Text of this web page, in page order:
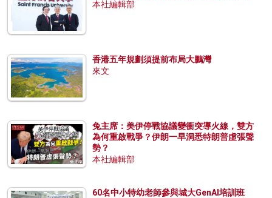
本社編輯部
香港五年規劃須提前布局大鵬灣
來文
兔主席：美伊停戰協議變衝突導火線，雙方
為何重啟戰爭？伊朗一早洞悉特朗普虛張聲
勢？
本社編輯部
60名中小特幼老師參與城大GenAI培訓班